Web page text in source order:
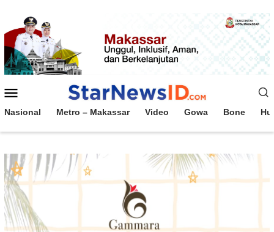
konten
Mobile
Nasional Metro – Makassar Video Gowa Bone